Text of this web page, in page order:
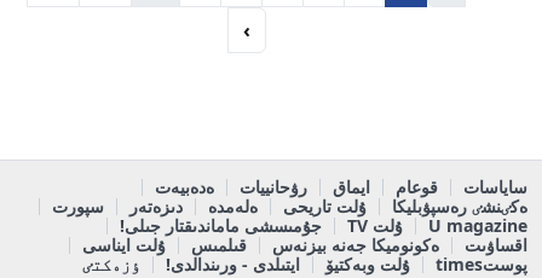
›
ساياسات قوعام ايماق رۋحانييات
ەدەبيەت
ەكٸنشٸ رەسپۋبليكا
ۇلت تاريحى ەلەمدە دىزەتەر
سپورت
U magazine
ۇلت TV
جۇمىسشى ماماندىقتار جىلى!
اقساۋىت
ەكونوميكا جەنە بيزنەس قىلمىس
ۇلت ايناسى
پوستtimes
ۇلت وبەكتيۆ ايتىلدى - ورىندالدى! ٶزەكتٸ